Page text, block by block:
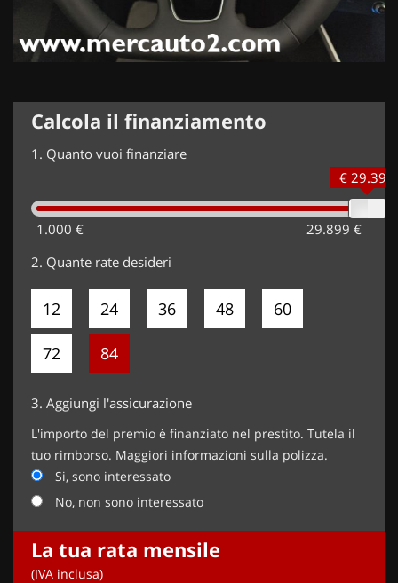
Calcola il finanziamento
1. Quanto vuoi finanziare
1.000 € 29.899 €
€ 29.399
2. Quante rate desideri
12 24 36 48 60
72 84
3. Aggiungi l'assicurazione
L'importo del premio è finanziato nel prestito. Tutela il
tuo rimborso. Maggiori informazioni sulla polizza.
Si, sono interessato
No, non sono interessato
La tua rata mensile
(IVA inclusa)